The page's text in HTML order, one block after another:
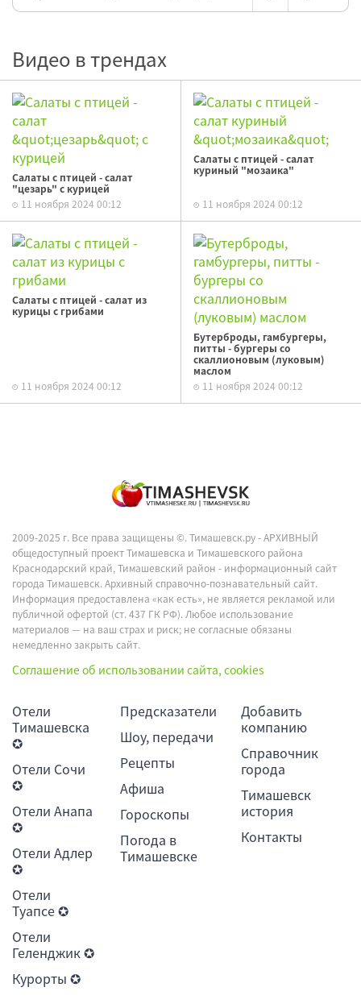
Видео в трендах
Салаты с птицей - салат
"цезарь" с курицей
11 ноября 2024 00:12
Салаты с птицей - салат
куриный "мозаика"
11 ноября 2024 00:12
Салаты с птицей - салат из
курицы с грибами
11 ноября 2024 00:12
Бутерброды, гамбургеры,
питты - бургеры со
скаллионовым (луковым)
маслом
11 ноября 2024 00:12
2009-2025 г. Все права защищены ©.Тимашевск.ру - АРХИВНЫЙ
общедоступный проект Тимашевска и Тимашевского района
Краснодарский край, Тимашевский район - информационный сайт
города Тимашевск. Архивный справочно-познавательный сайт.
Информация предоставлена «как есть», не является рекламой или
публичной офертой (ст. 437 ГК РФ). Любое использование
материалов — на ваш страх и риск; не согласные обязаны
немедленно закрыть сайт.
Соглашение об использовании сайта, cookies
Отели
Тимашевска
✪
Отели Сочи
✪
Отели Анапа
✪
Отели Адлер
✪
Отели
Туапсе ✪
Отели
Геленджик ✪
Курорты ✪
Предсказатели
Шоу, передачи
Рецепты
Афиша
Гороскопы
Погода в
Тимашевске
Добавить
компанию
Справочник
города
Тимашевск
история
Контакты